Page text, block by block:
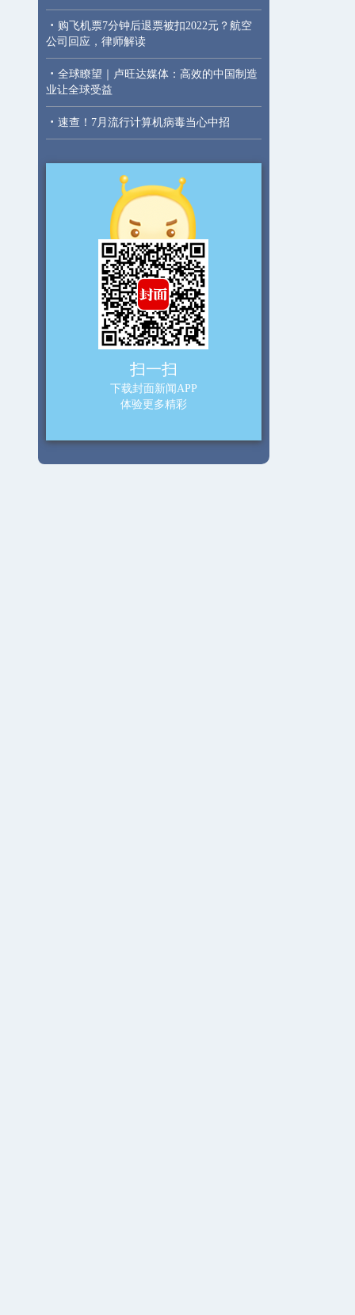
· 购飞机票7分钟后退票被扣2022元？航空
公司回应，律师解读
· 全球瞭望｜卢旺达媒体：高效的中国制造
业让全球受益
· 速查！7月流行计算机病毒当心中招
扫一扫
下载封面新闻APP
体验更多精彩